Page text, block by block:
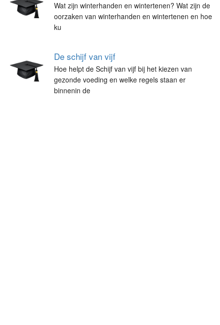
Wat zijn winterhanden en wintertenen? Wat zijn de
oorzaken van winterhanden en wintertenen en hoe
ku
De schijf van vijf
Hoe helpt de Schijf van vijf bij het kiezen van
gezonde voeding en welke regels staan er
binnenin de